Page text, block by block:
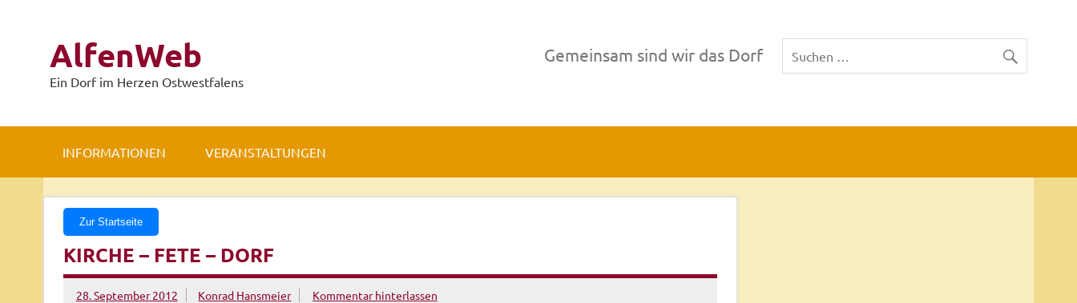
AlfenWeb
Ein Dorf im Herzen Ostwestfalens
Gemeinsam sind wir das Dorf
INFORMATIONEN VERANSTALTUNGEN
Zur Startseite
KIRCHE – FETE – DORF
28. September 2012 Konrad Hansmeier Kommentar hinterlassen